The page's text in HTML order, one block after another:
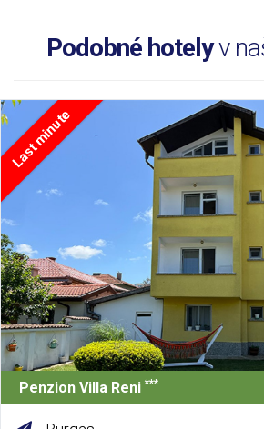
Podobné hotelyv
Last minute
Penzion Villa Reni ***